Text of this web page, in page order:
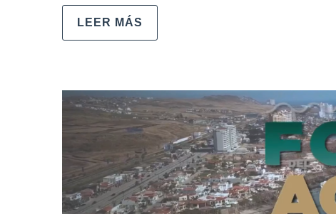
LEER MÁS